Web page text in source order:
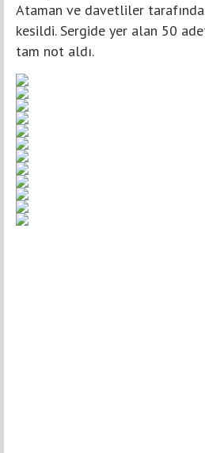
Ataman ve davetliler
kesildi. Sergide yer alan 50
tam not aldı.